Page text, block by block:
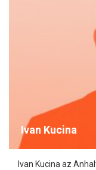
Ivan Kucina
Ivan Kucina az